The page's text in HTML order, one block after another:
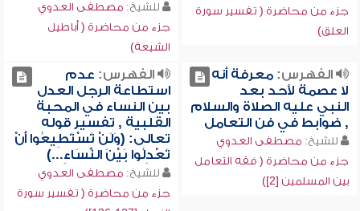
جزء من محاضرة ( تفسير سورة
العلق)
للشيخ: مصطفى العدوي
جزء من محاضرة ( أباطيل
الشيعة)
الفهرس:معرفة أنه
لا عصمة لأحد بعد
النبي عليه الصلاة والسلام
, ضوابط في فن التعامل
للشيخ: مصطفى العدوي
جزء من محاضرة ( فقه التعامل
بين المسلمين [2])
الفهرس: عدم
استطاعة الرجل العدل
بين النساء في المحبة
القلبية , تفسير قوله
تعالى: (وَلَنْ تَسْتَطِيعُوا أَنْ
تَعْدِلُوا بَيْنَ النِّسَاءِ...)
للشيخ: مصطفى العدوي
جزء من محاضرة ( تفسير سورة